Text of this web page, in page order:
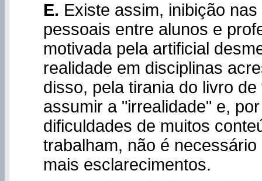
E. Existe assim, inibição
pessoais entre alunos e
motivada pela artificial
realidade em disciplinas
disso, pela tirania do livro de
assumir a "irrealidade" e,
dificuldades de muitos
trabalham, não é necessário
mais esclarecimentos.